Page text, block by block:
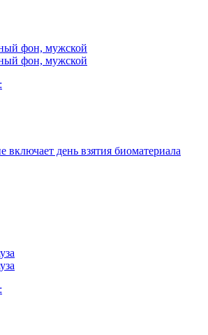
фон, мужской
фон, мужской
включает день взятия биоматериала